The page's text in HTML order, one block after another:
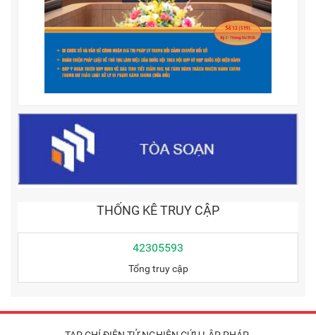
THỐNG KÊ TRUY CẬP
42305593
Tổng truy cập